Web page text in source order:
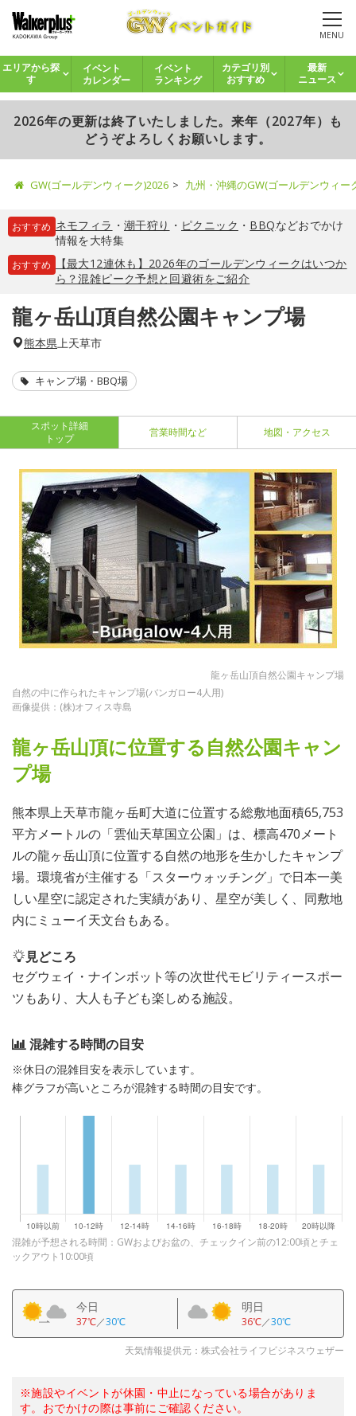
MENU
エリアから探
す
イベント
カレンダー
イベント
ランキング
カテゴリ別
おすすめ
最新
ニュース
2026年の更新は終了いたしました。来年（2027年）も
どうぞよろしくお願いします。
GW(ゴールデンウィーク)2026 九州・沖縄のGW(ゴールデンウィ
おすすめ ネモフィラ ・ 潮干狩り ・ ピクニック ・ BBQなどおでかけ
情報を大特集
おすすめ
【最大12連休も】2026年のゴールデンウィークはいつか
ら？混雑ピーク予想と回避術をご紹介
龍ヶ岳山頂自然公園キャンプ場
熊本県上天草市
キャンプ場・BBQ場
スポット詳細
トップ
営業時間など 地図・アクセス
龍ヶ岳山頂自然公園キャンプ場
自然の中に作られたキャンプ場(バンガロー4人用)
画像提供：(株)オフィス寺島
龍ヶ岳山頂に位置する自然公園キャン
プ場
熊本県上天草市龍ヶ岳町大道に位置する総敷地面積65,753
平方メートルの「雲仙天草国立公園」は、標高470メート
ルの龍ヶ岳山頂に位置する自然の地形を生かしたキャンプ
場。環境省が主催する「スターウォッチング」で日本一美
しい星空に認定された実績があり、星空が美しく、同敷地
内にミューイ天文台もある。
見どころ
セグウェイ・ナインボット等の次世代モビリティースポー
ツもあり、大人も子ども楽しめる施設。
混雑する時間の目安
※休日の混雑目安を表示しています。
棒グラフが高いところが混雑する時間の目安です。
混雑が予想される時間：GWおよびお盆の、チェックイン前の12:00頃とチェ
ックアウト10:00頃
今日
37℃／30℃
明日
36℃／30℃
天気情報提供元：株式会社ライフビジネスウェザー
※施設やイベントが休園・中止になっている場合がありま
す。おでかけの際は事前にご確認ください。